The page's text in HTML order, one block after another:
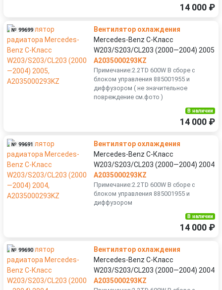
14 000 ₽
№ 99699
Вентилятор охлаждения
Mercedes-Benz C-Класс
W203/S203/CL203 (2000—2004) 2005
A2035000293KZ
Примечание:2.2TD 600W В сборе с
блоком управления 885001955 и
диффузором ( не значительное
повреждение см.фото )
В наличии
14 000 ₽
№ 99691
Вентилятор охлаждения
Mercedes-Benz C-Класс
W203/S203/CL203 (2000—2004) 2004
A2035000293KZ
Примечание:2.2TD 600W В сборе с
блоком управления 885001955 и
диффузором
В наличии
14 000 ₽
№ 99690
Вентилятор охлаждения
Mercedes-Benz C-Класс
W203/S203/CL203 (2000—2004) 2004
A2035000293KZ